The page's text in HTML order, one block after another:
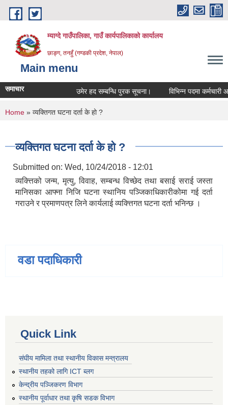
Skip to main content
म्याग्दे गाउँपालिका, गाउँ कार्यपालिकाको कार्यालय
छाङ्ग, तनहुँ (गण्डकी प्रदेश, नेपाल)
Main menu
समाचार उमेर हद सम्बन्धि पुरक सूचना। विभिन्न पदमा कर्मचारी
You are here
Home » व्यक्तिगत घटना दर्ता के हो ?
व्यक्तिगत घटना दर्ता के हो ?
Submitted on: Wed, 10/24/2018 - 12:01
व्यक्त्तिको जन्म, मृत्यु, विवाह, सम्बन्ध विच्छेद तथा बसाई सराई जस्ता
मानिसका आफ्ना निजि घटना स्थानिय पञ्जिकाधिकारीकोमा गई दर्ता
गराउने र प्रमाणपत्र लिने कार्यलाई व्यक्त्तिगत घटना दर्ता भनिन्छ ।
वडा पदाधिकारी
Quick Link
संघीय मामिला तथा स्थानीय विकास मन्त्रालय
स्थानीय तहको लागि ICT ब्लग
केन्द्रीय पञ्जिकरण विभाग
स्थानीय पूर्वाधार तथा कृषि सडक विभाग